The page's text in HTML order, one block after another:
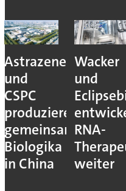
Astrazeneca
und
CSPC
produzieren
gemeinsam
Biologika
in China
Wacker
und
RNA-
weiter